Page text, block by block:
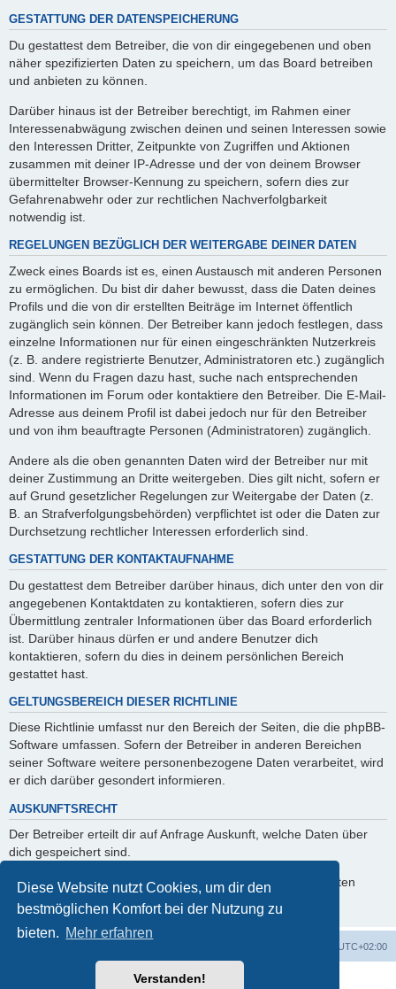
Diese Website nutzt Cookies, um dir den
bestmöglichen Komfort bei der Nutzung zu
bieten. Mehr erfahren
Verstanden!
GESTATTUNG DER DATENSPEICHERUNG
Du gestattest dem Betreiber, die von dir eingegebenen und oben
näher spezifizierten Daten zu speichern, um das Board betreiben
und anbieten zu können.
Darüber hinaus ist der Betreiber berechtigt, im Rahmen einer
Interessenabwägung zwischen deinen und seinen Interessen sowie
den Interessen Dritter, Zeitpunkte von Zugriffen und Aktionen
zusammen mit deiner IP-Adresse und der von deinem Browser
übermittelter Browser-Kennung zu speichern, sofern dies zur
Gefahrenabwehr oder zur rechtlichen Nachverfolgbarkeit
notwendig ist.
REGELUNGEN BEZÜGLICH DER WEITERGABE DEINER DATEN
Zweck eines Boards ist es, einen Austausch mit anderen Personen
zu ermöglichen. Du bist dir daher bewusst, dass die Daten deines
Profils und die von dir erstellten Beiträge im Internet öffentlich
zugänglich sein können. Der Betreiber kann jedoch festlegen, dass
einzelne Informationen nur für einen eingeschränkten Nutzerkreis
(z. B. andere registrierte Benutzer, Administratoren etc.) zugänglich
sind. Wenn du Fragen dazu hast, suche nach entsprechenden
Informationen im Forum oder kontaktiere den Betreiber. Die E-Mail-
Adresse aus deinem Profil ist dabei jedoch nur für den Betreiber
und von ihm beauftragte Personen (Administratoren) zugänglich.
Andere als die oben genannten Daten wird der Betreiber nur mit
deiner Zustimmung an Dritte weitergeben. Dies gilt nicht, sofern er
auf Grund gesetzlicher Regelungen zur Weitergabe der Daten (z.
B. an Strafverfolgungsbehörden) verpflichtet ist oder die Daten zur
Durchsetzung rechtlicher Interessen erforderlich sind.
GESTATTUNG DER KONTAKTAUFNAHME
Du gestattest dem Betreiber darüber hinaus, dich unter den von dir
angegebenen Kontaktdaten zu kontaktieren, sofern dies zur
Übermittlung zentraler Informationen über das Board erforderlich
ist. Darüber hinaus dürfen er und andere Benutzer dich
kontaktieren, sofern du dies in deinem persönlichen Bereich
gestattet hast.
GELTUNGSBEREICH DIESER RICHTLINIE
Diese Richtlinie umfasst nur den Bereich der Seiten, die die phpBB-
Software umfassen. Sofern der Betreiber in anderen Bereichen
seiner Software weitere personenbezogene Daten verarbeitet, wird
er dich darüber gesondert informieren.
AUSKUNFTSRECHT
Der Betreiber erteilt dir auf Anfrage Auskunft, welche Daten über
dich gespeichert sind.
Du kannst jederzeit die Löschung bzw. Sperrung deiner Daten
verlangen. Kontaktiere hierzu bitte den Betreiber.
UTC+02:00
Powered byphpBB® Forum Software © phpBB Limited